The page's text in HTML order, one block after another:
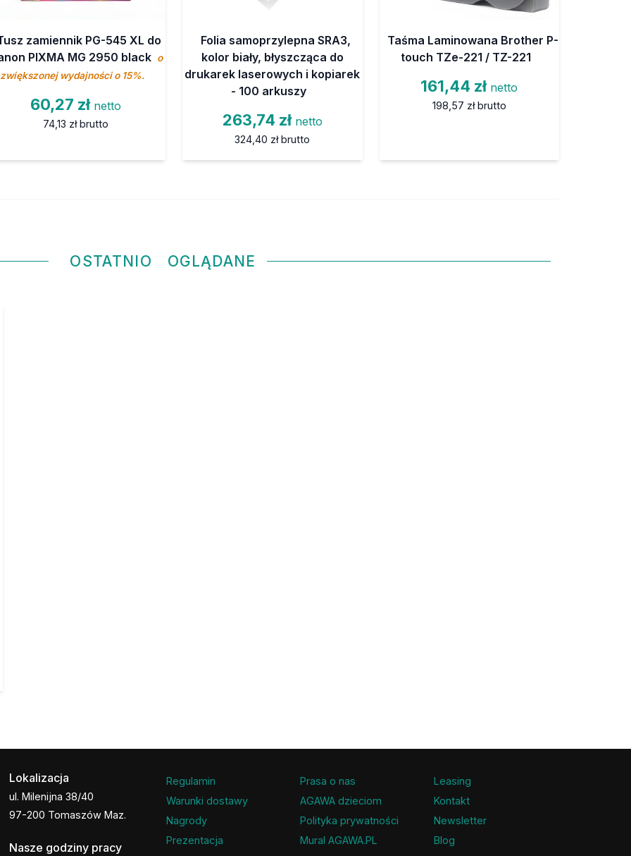
zamiennik PG-545 XL do
PIXMA MG 2950 black o
zwiększonej wydajności o 15%.
60,27 zł netto
74,13 zł brutto
Folia samoprzylepna SRA3,
kolor biały, błyszcząca do
drukarek laserowych i kopiarek
- 100 arkuszy
263,74 zł netto
324,40 zł brutto
Taśma Laminowana Brother P-
touch TZe-221 / TZ-221
161,44 zł netto
198,57 zł brutto
OSTATNIO OGLĄDANE
Lokalizacja
ul. Milenijna 38/40
97-200 Tomaszów Maz.
Nasze godziny pracy
Regulamin
Warunki dostawy
Nagrody
Prezentacja
Prasa o nas
AGAWA dzieciom
Polityka prywatności
Mural AGAWA.PL
Leasing
Kontakt
Newsletter
Blog